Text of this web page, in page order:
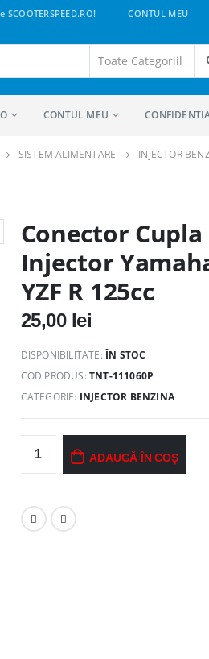
CONTUL MEU
CONTUL MEU
SISTEM ALIMENTARE
INJECTOR
Conector
Injector
YZF R 125cc
25,00 lei
DISPONIBILITATE:ÎN STOC
COD PRODUS:TNT-111060P
CATEGORIE: INJECTOR BENZINA
ADAUGĂ ÎN COȘ